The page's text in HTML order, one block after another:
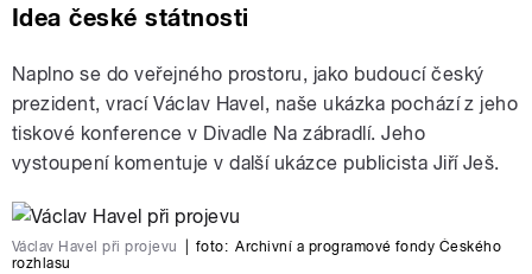
Idea české státnosti
Naplno se do veřejného prostoru, jako budoucí český
prezident, vrací Václav Havel, naše ukázka pochází z jeho
tiskové konference v Divadle Na zábradlí. Jeho
vystoupení komentuje v další ukázce publicista Jiří Ješ.
Václav Havel při projevu foto: Archivní a programové fondy Českého
rozhlasu